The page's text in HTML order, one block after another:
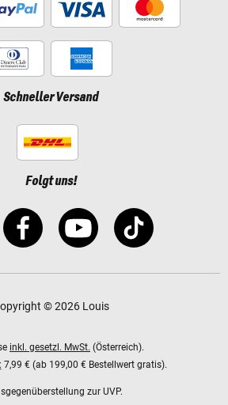
Schneller Versand
Folgt uns!
© 2026 Louis
inkl. gesetzl. MwSt. (Österreich).
7,99 € (ab 199,00 € Bestellwert gratis).
zur UVP.